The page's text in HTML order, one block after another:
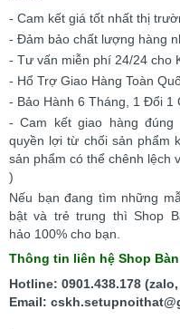
- Cam kết giá tốt nhất thị
- Đảm bảo chất lượng hàng
- Tư vấn miễn phí 24/24 cho
- Hổ Trợ Giao Hàng Toàn
- Bảo Hành 6 Tháng, 1 Đổi 1
- Cam kết giao hàng
quyền lợi từ chối sản phẩm
sản phẩm có thể chênh lệch
)
Nếu bạn đang tìm những
bật và trẻ trung thì Shop
hảo 100% cho bạn.
Thông tin liên hệ Shop
Hotline: 0901.438.178
Email: